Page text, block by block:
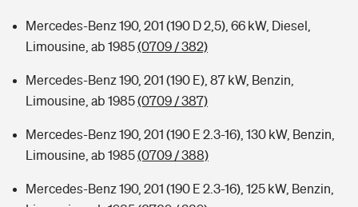
Mercedes-Benz 190, 201 (190 D 2,5), 66 kW, Diesel,
Limousine, ab 1985(0709 / 382)
Mercedes-Benz 190, 201 (190 E), 87 kW, Benzin,
Limousine, ab 1985(0709 / 387)
Mercedes-Benz 190, 201 (190 E 2.3-16), 130 kW, Benzin,
Limousine, ab 1985(0709 / 388)
Mercedes-Benz 190, 201 (190 E 2.3-16), 125 kW, Benzin,